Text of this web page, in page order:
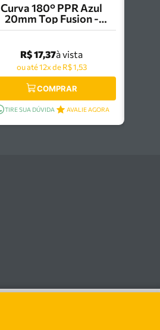
Curva 180° PPR Azul
20mm Top Fusion -
CU200A
R$ 17,37à vista
ou até 12x de R$ 1,53
COMPRAR
TIRE SUA DÚVIDA AVALIE AGORA